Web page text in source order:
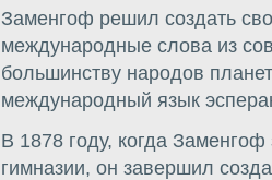
Заменгоф решил создать
международные слова из
большинству народов
международный язык
В 1878 году, когда
гимназии, он завершил